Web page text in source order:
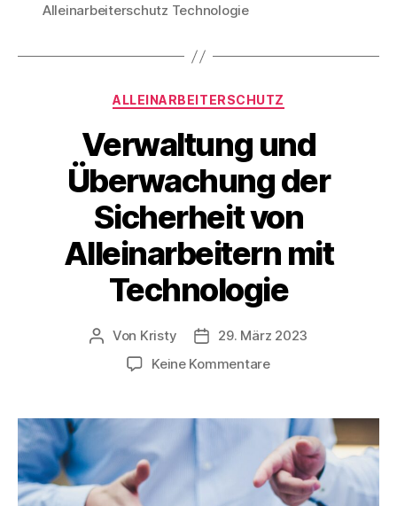
Alleinarbeiterschutz Technologie
ALLEINARBEITERSCHUTZ
Verwaltung und
Überwachung der
Sicherheit von
Alleinarbeitern mit
Technologie
Von Kristy
29. März 2023
Keine Kommentare